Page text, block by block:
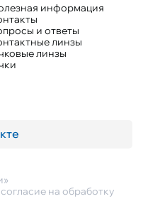
информация
и ответы
линзы
линзы
на обработку